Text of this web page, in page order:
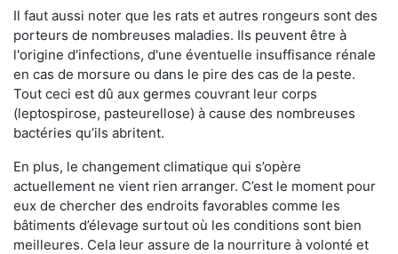
Il faut aussi noter que les rats et autres rongeurs sont des
porteurs de nombreuses maladies. Ils peuvent être à
l'origine d'infections, d'une éventuelle insuffisance rénale
en cas de morsure ou dans le pire des cas de la peste.
Tout ceci est dû aux germes couvrant leur corps
(leptospirose, pasteurellose) à cause des nombreuses
bactéries qu’ils abritent.
En plus, le changement climatique qui s’opère
actuellement ne vient rien arranger. C’est le moment pour
eux de chercher des endroits favorables comme les
bâtiments d’élevage surtout où les conditions sont bien
meilleures. Cela leur assure de la nourriture à volonté et